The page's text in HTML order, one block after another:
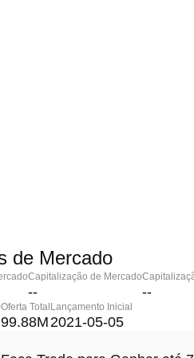
de Mercado
Capitalização de Mercado
-- --
Oferta Total
99.88M
Lançamento Inicial
2021-05-05